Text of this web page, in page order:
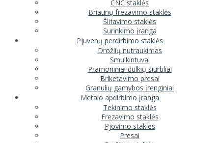
CNC staklės
Briaunų frezavimo staklės
Šlifavimo staklės
Surinkimo įranga
Pjuvenų perdirbimo staklės
Drožlių nutraukimas
Smulkintuvai
Pramoniniai dulkių siurbliai
Briketavimo presai
Granulių gamybos įrenginiai
Metalo apdirbimo įranga
Tekinimo staklės
Frezavimo staklės
Pjovimo staklės
Presai